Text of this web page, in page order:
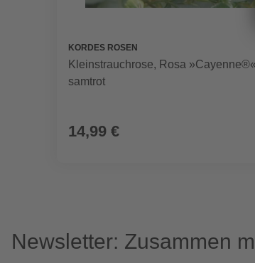
KORDES ROSEN
Kleinstrauchrose, Rosa
samtrot
14,99 €
Newsletter: Zusammen